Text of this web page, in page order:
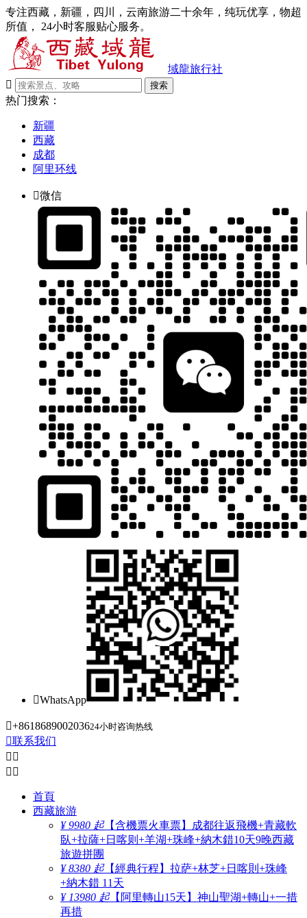
专注西藏，新疆，四川，云南旅游二十余年，纯玩优享，物超
所值， 24小时客服贴心服务。
域龍旅行社

搜索
热门搜索：
新疆
西藏
成都
阿里环线
微信
WhatsApp
+861868900203624小时咨询热线
联系我们
 
 
首頁
西藏旅游
¥ 9980 起【含機票火車票】成都往返飛機+青藏軟
臥+拉薩+日喀则+羊湖+珠峰+納木錯10天9晚西藏
旅遊拼團
¥ 8380 起【經典行程】拉萨+林芝+日喀則+珠峰
+納木錯 11天
¥ 13980 起【阿里轉山15天】神山聖湖+轉山+一措
再措